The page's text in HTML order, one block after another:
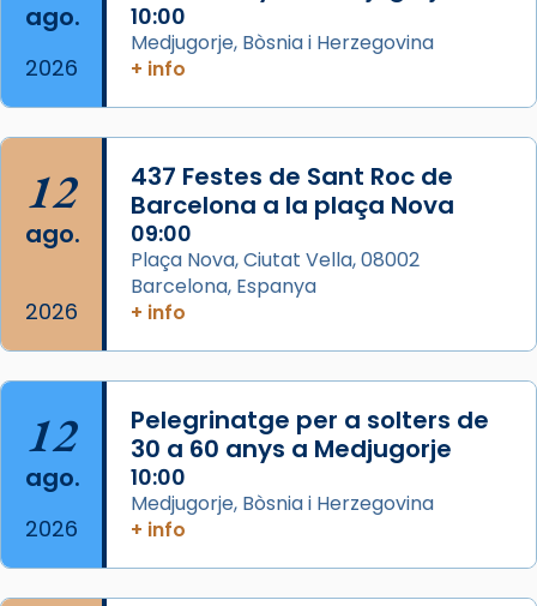
concelebrat el bisbe auxiliar de Barcelona,
Mons. David Abadías.
📸 Dr. G. Simón
Foto
View on Facebook · Share
Arquebisbat de Barcelona
2 weeks ago
Memòria de les santes Juliana i
Acompanyant la història de sant Cugat, a
partir de l’Edat Mitjana sorgeix la tradició
que les santes Juliana (“relatiu a Júlia”) i
Semproniana (“relatiu a Semprònia =
eterna”) són deixebles seves. I l’any 1667, el
frare Joan Gaspar Roig, afirma en una obra
que les santes són filles de l’antiga Iluro.
Mataró en reivindicarà les relíq
ago.
2026
10:00
Medjugorje, Bòsnia i Herzegovina
+ info
12
ago.
2026
437 Festes de Sant Roc de
Barcelona a la plaça Nova
09:00
Plaça Nova, Ciutat Vella, 08002
Barcelona, Espanya
+ info
12
ago.
2026
Pelegrinatge per a solters de
30 a 60 anys a Medjugorje
10:00
Medjugorje, Bòsnia i Herzegovina
+ info